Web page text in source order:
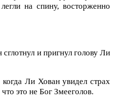
на спину, восторженно
и пригнул голову Ли
Ли Хован увидел страх
это не Бог Змееголов.